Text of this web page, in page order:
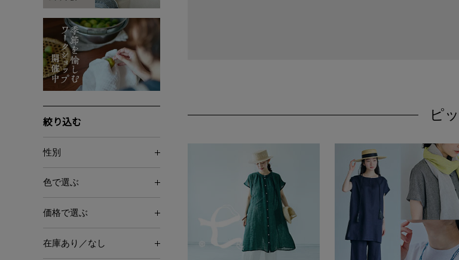
絞り込む
性別
色で選ぶ
価格で選ぶ
在庫あり／なし
ピ